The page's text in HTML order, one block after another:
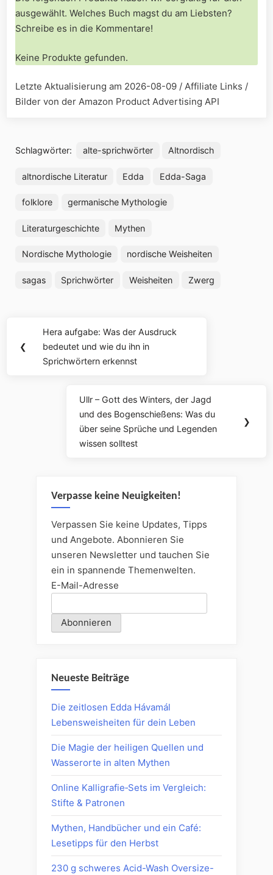
ausgewählt. Welches Buch magst du am Liebsten?
Schreibe es in die Kommentare!
Keine Produkte gefunden.
Letzte Aktualisierung am 2026-08-09 / Affiliate Links /
Bilder von der Amazon Product Advertising API
Schlagwörter: alte-sprichwörter Altnordisch
altnordische Literatur Edda Edda-Saga
folklore germanische Mythologie
Literaturgeschichte Mythen
Nordische Mythologie nordische Weisheiten
sagas Sprichwörter Weisheiten Zwerg
❮
Previous
Post:
Hera aufgabe: Was der Ausdruck
bedeutet und wie du ihn in
Sprichwörtern erkennst
Next
Post:
Ullr – Gott des Winters, der Jagd
und des Bogenschießens: Was du
über seine Sprüche und Legenden
wissen solltest
❯
Verpasse keine Neuigkeiten!
Verpassen Sie keine Updates, Tipps
und Angebote. Abonnieren Sie
unseren Newsletter und tauchen Sie
ein in spannende Themenwelten.
E-Mail-Adresse
Neueste Beiträge
Die zeitlosen Edda Hávamál
Lebensweisheiten für dein Leben
Die Magie der heiligen Quellen und
Wasserorte in alten Mythen
Online Kalligrafie‑Sets im Vergleich:
Stifte & Patronen
Mythen, Handbücher und ein Café:
Lesetipps für den Herbst
230 g schweres Acid-Wash Oversize-